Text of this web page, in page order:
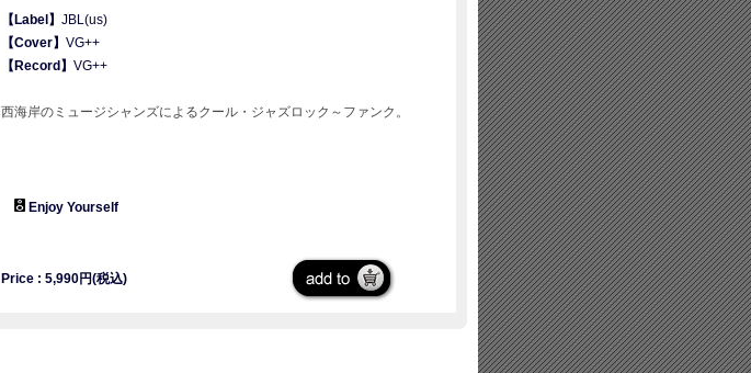
【Label】 JBL(us)
【Cover】 VG++
【Record】 VG++
西海岸のミュージシャンズによるクール・ジャズロック～ファンク。
Enjoy Yourself
Price : 5,990円(税込)